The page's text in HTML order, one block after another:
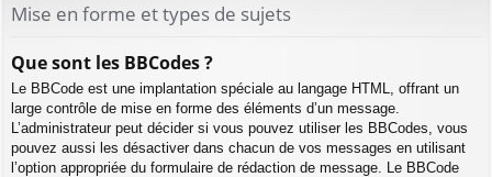
Mise en forme et types de sujets
Que sont les BBCodes ?
Le BBCode est une implantation spéciale au langage HTML, offrant un
large contrôle de mise en forme des éléments d’un message.
L’administrateur peut décider si vous pouvez utiliser les BBCodes, vous
pouvez aussi les désactiver dans chacun de vos messages en utilisant
l’option appropriée du formulaire de rédaction de message. Le BBCode